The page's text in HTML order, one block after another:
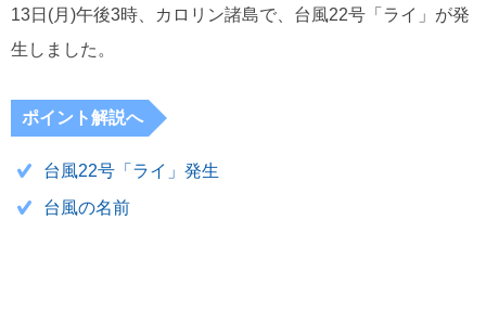
13日(月)午後3時、カロリン諸島で、台風22号「ライ」が発
生しました。
ポイント解説へ
台風22号「ライ」発生
台風の名前